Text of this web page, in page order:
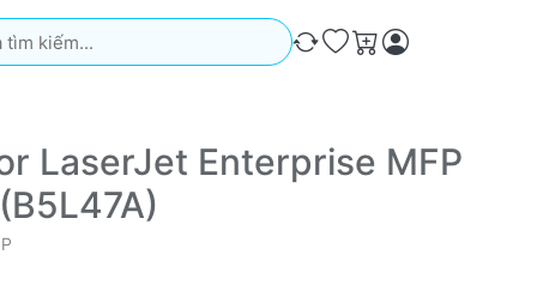
Kết quả sẽ tự động xuất hiện khi bạn nhập. Nhấn phím
So sánh
Ưa thích
Giỏ hàng
LaserJet Enterprise MFP